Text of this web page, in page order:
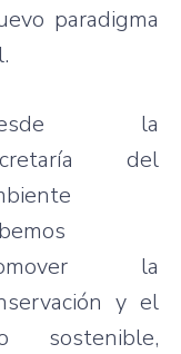
paradigma
la
del
la
y el
sostenible,